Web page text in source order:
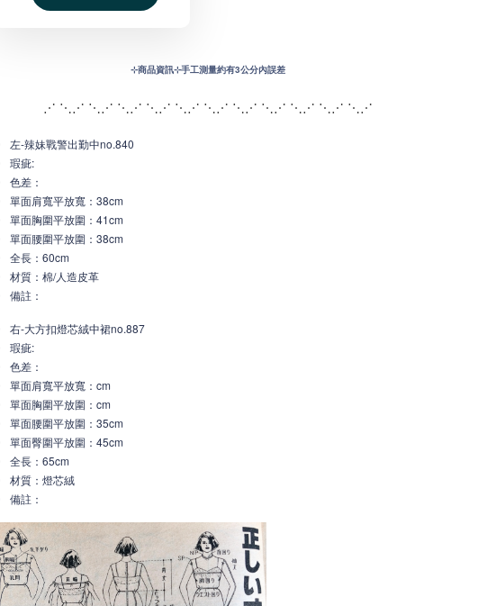
⊹商品資訊⊹手工測量約有3公分內誤差
⋰ ⋱⋰ ⋱⋰ ⋱⋰ ⋱⋰ ⋱⋰ ⋱⋰ ⋱⋰ ⋱ ⋰ ⋱⋰ ⋱⋰ ⋱⋰
左-辣妹戰警出勤中no.840
瑕疵:
色差：
單面肩寬平放寬 ：38cm
單面胸圍平放圍：41cm
單面腰圍平放圍：38cm
全長：60cm
材質：棉/人造皮革
備註：
右-大方扣燈芯絨中裙no.887
瑕疵:
色差：
單面肩寬平放寬 ：cm
單面胸圍平放圍：cm
單面腰圍平放圍：35cm
單面臀圍平放圍：45cm
全長：65cm
材質：燈芯絨
備註：